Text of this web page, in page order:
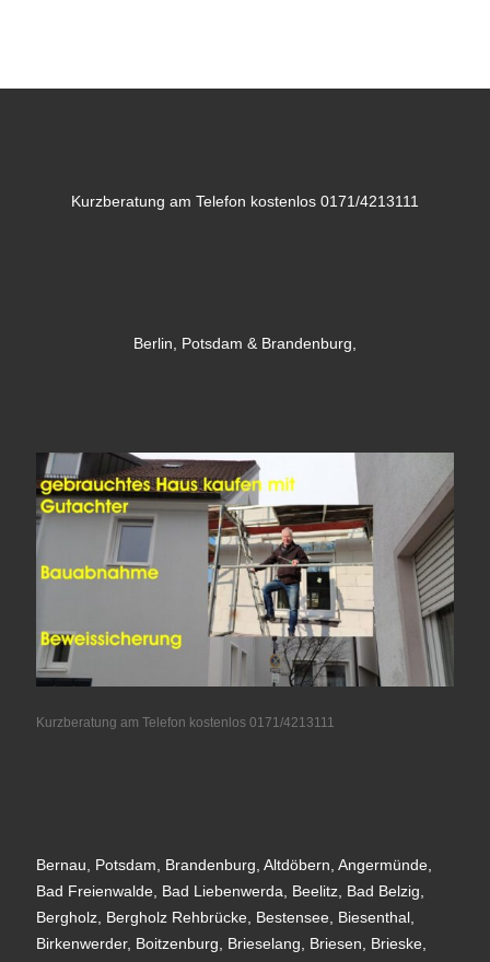
Kurzberatung am Telefon kostenlos 0171/4213111
Berlin, Potsdam & Brandenburg,
Kurzberatung am Telefon kostenlos 0171/4213111
Bernau, Potsdam, Brandenburg, Altdöbern, Angermünde,
Bad Freienwalde, Bad Liebenwerda, Beelitz, Bad Belzig,
Bergholz, Bergholz Rehbrücke, Bestensee, Biesenthal,
Birkenwerder, Boitzenburg, Brieselang, Briesen, Brieske,